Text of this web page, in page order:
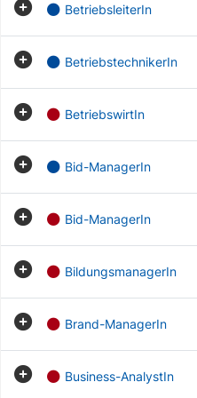
BetriebsleiterIn
BetriebstechnikerIn
BetriebswirtIn
Bid-ManagerIn
Bid-ManagerIn
BildungsmanagerIn
Brand-ManagerIn
Business-AnalystIn